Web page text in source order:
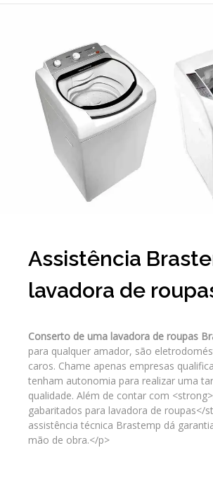
Assistência
lavadora de
Conserto de uma lavadora de roupas
para qualquer amador, são
caros. Chame apenas empresas
tenham autonomia para realizar uma
qualidade. Além de contar com
gabaritados para lavadora de roupas</
assistência técnica Brastemp dá
mão de obra.</p>